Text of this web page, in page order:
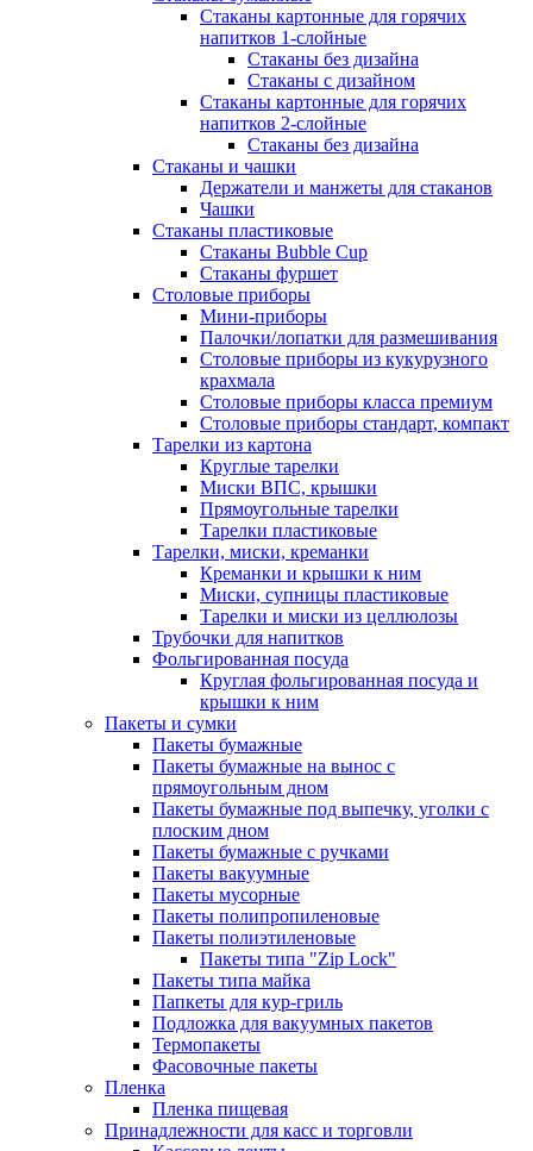
Стаканы картонные для горячих
напитков 1-слойные
Стаканы без дизайна
Стаканы с дизайном
Стаканы картонные для горячих
напитков 2-слойные
Стаканы без дизайна
Стаканы и чашки
Держатели и манжеты для стаканов
Чашки
Стаканы пластиковые
Стаканы Bubble Cup
Стаканы фуршет
Столовые приборы
Мини-приборы
Палочки/лопатки для размешивания
Столовые приборы из кукурузного
крахмала
Столовые приборы класса премиум
Столовые приборы стандарт, компакт
Тарелки из картона
Круглые тарелки
Миски ВПС, крышки
Прямоугольные тарелки
Тарелки пластиковые
Тарелки, миски, креманки
Креманки и крышки к ним
Миски, супницы пластиковые
Тарелки и миски из целлюлозы
Трубочки для напитков
Фольгированная посуда
Круглая фольгированная посуда и
крышки к ним
Пакеты и сумки
Пакеты бумажные
Пакеты бумажные на вынос с
прямоугольным дном
Пакеты бумажные под выпечку, уголки с
плоским дном
Пакеты бумажные с ручками
Пакеты вакуумные
Пакеты мусорные
Пакеты полипропиленовые
Пакеты полиэтиленовые
Пакеты типа "Zip Lock"
Пакеты типа майка
Папкеты для кур-гриль
Подложка для вакуумных пакетов
Термопакеты
Фасовочные пакеты
Пленка
Пленка пищевая
Принадлежности для касс и торговли